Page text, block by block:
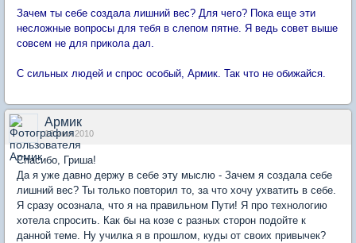
Зачем ты себе создала лишний вес? Для чего? Пока еще эти
несложные вопросы для тебя в слепом пятне. Я ведь совет выше
совсем не для прикола дал.
С сильных людей и спрос особый, Армик. Так что не обижайся.
Армик
13 июл 2010
Спасибо, Гриша!
Да я уже давно держу в себе эту мыслю - Зачем я создала себе
лишний вес? Ты только повторил то, за что хочу ухватить в себе.
Я сразу осознала, что я на правильном Пути! Я про технологию
хотела спросить. Как бы на козе с разных сторон подойте к
данной теме. Ну училка я в прошлом, куды от своих привычек?